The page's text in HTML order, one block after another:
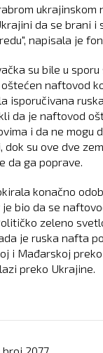
ukrajinskom
da se brani i
napisala je
su bile u
naftovod
isporučivana
da je naftovod
i da ne mogu
dok su ove dve
da ga poprave.
konačno
je bio da se
zeleno
je ruska nafta
i Mađarskoj
preko Ukrajine.